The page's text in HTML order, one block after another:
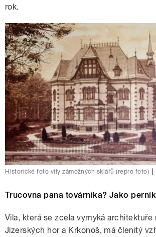
rok.
Historické foto vily zámožných sklářů (repro foto)
Trucovna pana továrníka? Jako
Vila, která se zcela vymyká architektuře
Jizerských hor a Krkonoš, má členitý